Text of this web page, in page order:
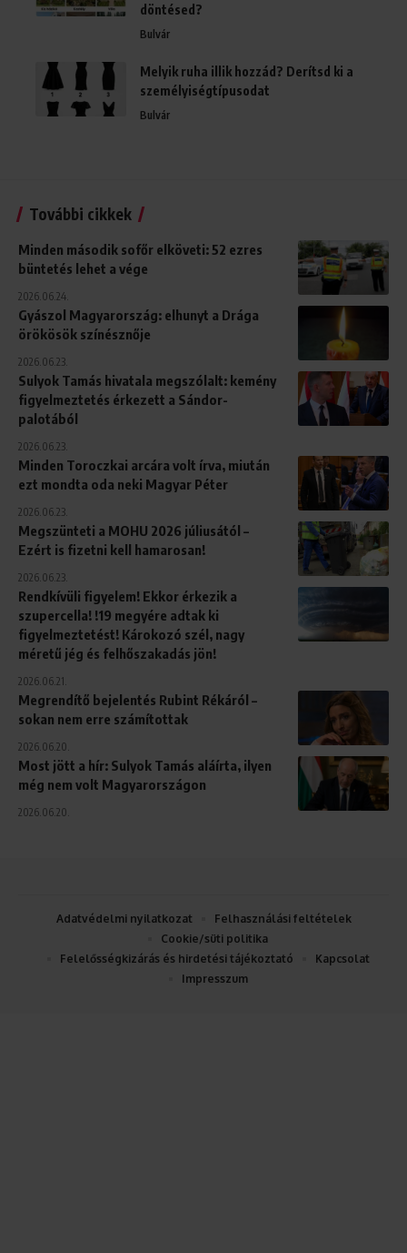
döntésed?
Bulvár
Melyik ruha illik hozzád? Derítsd ki a
személyiségtípusodat
Bulvár
További cikkek
Minden második sofőr elköveti: 52 ezres
büntetés lehet a vége
2026.06.24.
Gyászol Magyarország: elhunyt a Drága
örökösök színésznője
2026.06.23.
Sulyok Tamás hivatala megszólalt: kemény
figyelmeztetés érkezett a Sándor-
palotából
2026.06.23.
Minden Toroczkai arcára volt írva, miután
ezt mondta oda neki Magyar Péter
2026.06.23.
Megszünteti a MOHU 2026 júliusától –
Ezért is fizetni kell hamarosan!
2026.06.23.
Rendkívüli figyelem! Ekkor érkezik a
szupercella! !19 megyére adtak ki
figyelmeztetést! Károkozó szél, nagy
méretű jég és felhőszakadás jön!
2026.06.21.
Megrendítő bejelentés Rubint Rékáról –
sokan nem erre számítottak
2026.06.20.
Most jött a hír: Sulyok Tamás aláírta, ilyen
még nem volt Magyarországon
2026.06.20.
Adatvédelmi nyilatkozat
Felhasználási feltételek
Cookie/süti politika
Felelősségkizárás és hirdetési tájékoztató
Kapcsolat
Impresszum